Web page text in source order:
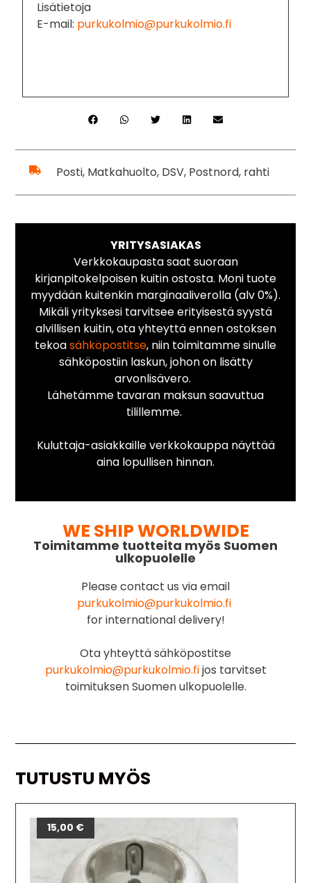
Lisätietoja
E-mail: purkukolmio@purkukolmio.fi
Posti, Matkahuolto, DSV, Postnord, rahti
YRITYSASIAKAS
Verkkokaupasta saat suoraan
kirjanpitokelpoisen kuitin ostosta. Moni tuote
myydään kuitenkin marginaaliverolla (alv 0%).
Mikäli yrityksesi tarvitsee erityisestä syystä
alvillisen kuitin, ota yhteyttä ennen ostoksen
tekoasähköpostitse, niin toimitamme sinulle
sähköpostiin laskun, johon on lisätty
arvonlisävero.
Lähetämme tavaran maksun saavuttua
tilillemme.
Kuluttaja-asiakkaille verkkokauppa näyttää
aina lopullisen hinnan.
WE SHIP WORLDWIDE
Toimitamme tuotteita myös Suomen
ulkopuolelle
Please contact us via email
purkukolmio@purkukolmio.fi
for international delivery!
Ota yhteyttä sähköpostitse
purkukolmio@purkukolmio.fijos tarvitset
toimituksen Suomen ulkopuolelle.
TUTUSTU MYÖS
15,00 €